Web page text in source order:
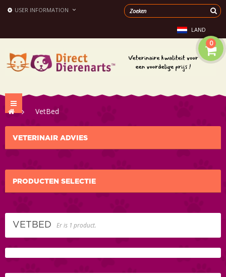
USER INFORMATION
LAND
0
Toggle
navigation
> VetBed
VETERINAIR ADVIES
PRODUCTEN SELECTIE
VETBED Er is 1 product.